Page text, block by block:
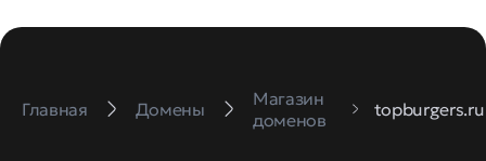
Главная Домены
Магазин
доменов
topburgers.ru